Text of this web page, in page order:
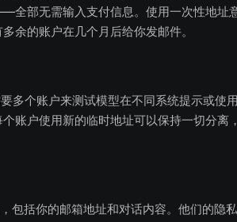
全部无需输入支付信息。使用一次性地址
余的账户在几个月后给你发邮件。
多个账户来测试模型在不同系统提示或使
账户使用新的临时地址可以保持一切分离
包括你的邮箱地址和对话内容。他们的隐